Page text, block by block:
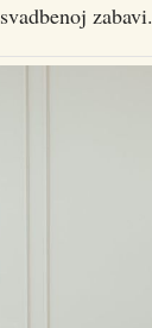
zabavi.